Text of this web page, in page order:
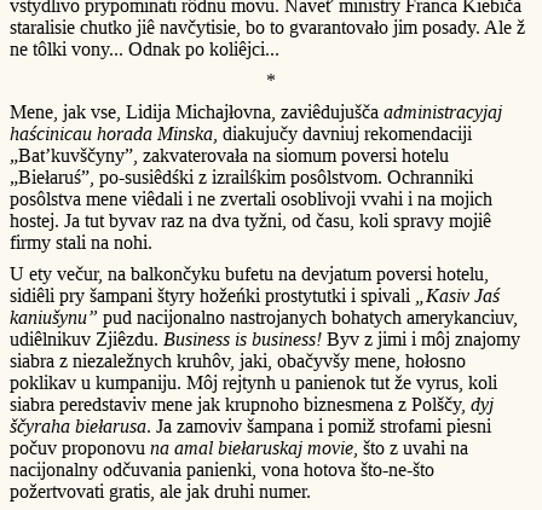
vstydlivo prypominati rôdnu movu. Naveť ministry Franca Kiebiča
staralisie chutko jiê navčytisie, bo to gvarantovało jim posady. Ale ž
ne tôlki vony... Odnak po koliêjci...
*
Mene, jak vse, Lidija Michajłovna, zaviêdujušča administracyjaj
haścinicau horada Minska , diakujučy davniuj rekomendaciji
„Bat’kuvščyny”, zakvaterovała na siomum poversi hotelu
„Biełaruś”, po-susiêdśki z izrailśkim posôlstvom. Ochranniki
posôlstva mene viêdali i ne zvertali osoblivoji vvahi i na mojich
hostej. Ja tut byvav raz na dva tyžni, od času, koli spravy mojiê
firmy stali na nohi.
U ety večur, na balkončyku bufetu na devjatum poversi hotelu,
sidiêli pry šampani štyry hožeńki prostytutki i spivali
„Kasiv Jaś
kaniušynu” pud nacijonalno nastrojanych bohatych amerykanciuv,
udiêlnikuv Zjiêzdu. Business is business! Byv z jimi i môj znajomy
siabra z niezaležnych kruhôv, jaki, obačyvšy mene, hołosno
poklikav u kumpaniju. Môj rejtynh u panienok tut že vyrus, koli
siabra peredstaviv mene jak krupnoho biznesmena z Polščy, dyj
ščyraha biełarusa. Ja zamoviv šampana i pomiž strofami piesni
počuv proponovu na amal biełaruskaj movie , što z uvahi na
nacijonalny odčuvania panienki, vona hotova što-ne-što
požertvovati gratis, ale jak druhi numer.